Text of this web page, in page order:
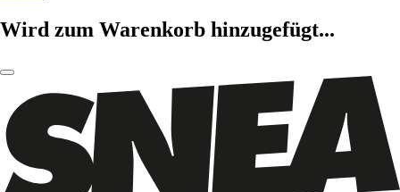
Wird zum Warenkorb hinzugefügt...